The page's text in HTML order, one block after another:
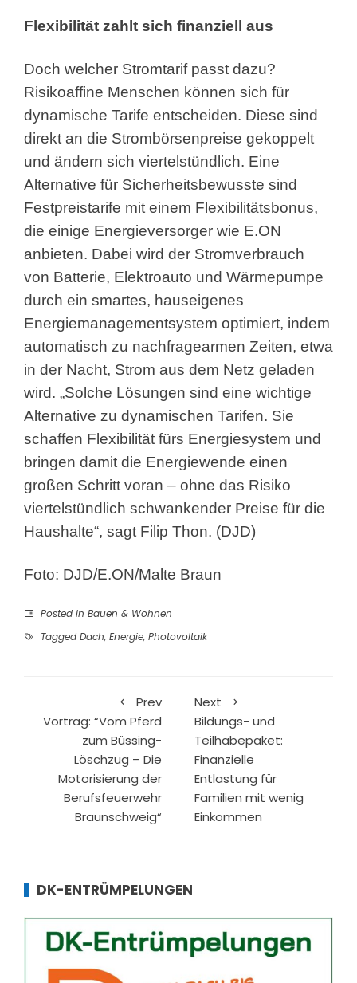
Flexibilität zahlt sich finanziell aus
Doch welcher Stromtarif passt dazu?
Risikoaffine Menschen können sich für
dynamische Tarife entscheiden. Diese sind
direkt an die Strombörsenpreise gekoppelt
und ändern sich viertelstündlich. Eine
Alternative für Sicherheitsbewusste sind
Festpreistarife mit einem Flexibilitätsbonus,
die einige Energieversorger wie E.ON
anbieten. Dabei wird der Stromverbrauch
von Batterie, Elektroauto und Wärmepumpe
durch ein smartes, hauseigenes
Energiemanagementsystem optimiert, indem
automatisch zu nachfragearmen Zeiten, etwa
in der Nacht, Strom aus dem Netz geladen
wird. „Solche Lösungen sind eine wichtige
Alternative zu dynamischen Tarifen. Sie
schaffen Flexibilität fürs Energiesystem und
bringen damit die Energiewende einen
großen Schritt voran – ohne das Risiko
viertelstündlich schwankender Preise für die
Haushalte“, sagt Filip Thon. (DJD)
Foto: DJD/E.ON/Malte Braun
Posted in Bauen & Wohnen
Tagged Dach, Energie, Photovoltaik
Prev
Vortrag: “Vom Pferd
zum Büssing-
Löschzug – Die
Motorisierung der
Berufsfeuerwehr
Braunschweig“
Next
Bildungs- und
Teilhabepaket:
Finanzielle
Entlastung für
Familien mit wenig
Einkommen
DK-ENTRÜMPELUNGEN